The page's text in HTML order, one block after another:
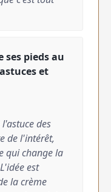
ses pieds au
et
des
de l'intérêt,
qui change la
est
la crème